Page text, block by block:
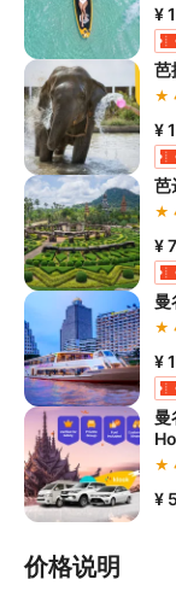
¥
芭
★
¥
芭
★
¥
曼
★
¥
★
¥
价格说明